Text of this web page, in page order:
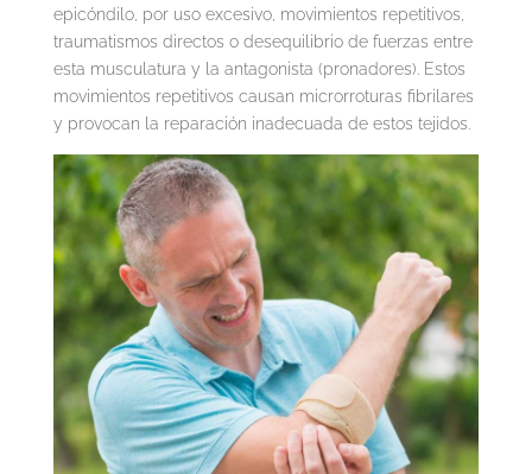
epicóndilo, por uso excesivo, movimientos repetitivos,
traumatismos directos o desequilibrio de fuerzas entre
esta musculatura y la antagonista (pronadores). Estos
movimientos repetitivos causan microrroturas fibrilares
y provocan la reparación inadecuada de estos tejidos.